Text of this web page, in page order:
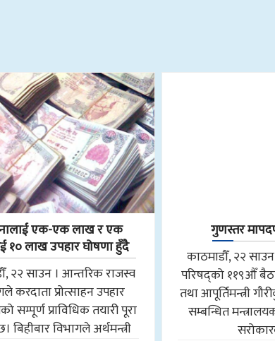
एक-एक लाख र एक
१० लाख उपहार घोषणा हुँदै
२२ साउन । आन्तरिक राजस्व
करदाता प्रोत्साहन उपहार
सम्पूर्ण प्राविधिक तयारी पूरा
बिहीबार विभागले अर्थमन्त्री
गुणस्तर
काठमाडौँ, २२
परिषद्को ११९औँ
तथा आपूर्तिमन्त्री
सम्बन्धित